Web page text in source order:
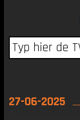
27-06-2025